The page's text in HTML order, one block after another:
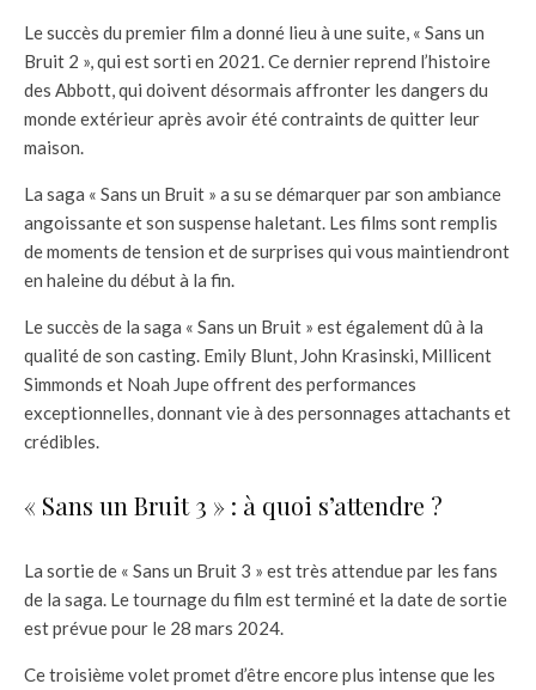
Le succès du premier film a donné lieu à une suite, « Sans un
Bruit 2 », qui est sorti en 2021. Ce dernier reprend l’histoire
des Abbott, qui doivent désormais affronter les dangers du
monde extérieur après avoir été contraints de quitter leur
maison.
La saga « Sans un Bruit » a su se démarquer par son ambiance
angoissante et son suspense haletant. Les films sont remplis
de moments de tension et de surprises qui vous maintiendront
en haleine du début à la fin.
Le succès de la saga « Sans un Bruit » est également dû à la
qualité de son casting. Emily Blunt, John Krasinski, Millicent
Simmonds et Noah Jupe offrent des performances
exceptionnelles, donnant vie à des personnages attachants et
crédibles.
« Sans un Bruit 3 » : à quoi s’attendre ?
La sortie de « Sans un Bruit 3 » est très attendue par les fans
de la saga. Le tournage du film est terminé et la date de sortie
est prévue pour le 28 mars 2024.
Ce troisième volet promet d’être encore plus intense que les